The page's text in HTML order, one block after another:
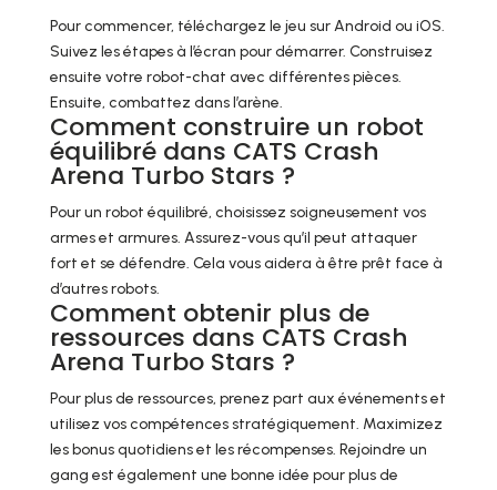
Pour commencer, téléchargez le jeu sur Android ou iOS.
Suivez les étapes à l’écran pour démarrer. Construisez
ensuite votre robot-chat avec différentes pièces.
Ensuite, combattez dans l’arène.
Comment construire un robot
équilibré dans CATS Crash
Arena Turbo Stars ?
Pour un robot équilibré, choisissez soigneusement vos
armes et armures. Assurez-vous qu’il peut attaquer
fort et se défendre. Cela vous aidera à être prêt face à
d’autres robots.
Comment obtenir plus de
ressources dans CATS Crash
Arena Turbo Stars ?
Pour plus de ressources, prenez part aux événements et
utilisez vos compétences stratégiquement. Maximizez
les bonus quotidiens et les récompenses. Rejoindre un
gang est également une bonne idée pour plus de